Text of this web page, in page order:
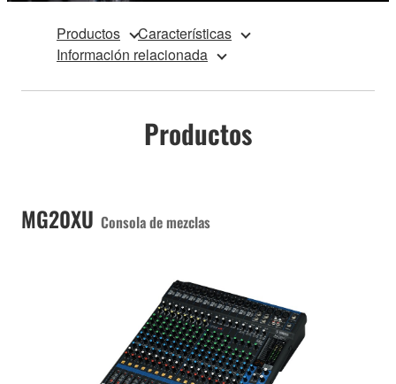
Productos
Características
Información relacionada
Productos
MG20XU Consola de mezclas